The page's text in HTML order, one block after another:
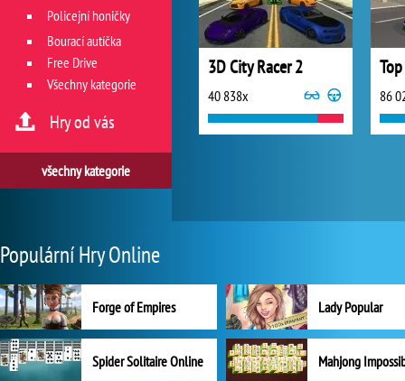
3D City Racer 2
40 838x 86
Policejní honičky
Bourací autíčka
Free Drive
Všechny kategorie
Hry od vás
všechny kategorie
Populární Hry Online
Forge of Empires Lady Popular
Spider Solitaire Online Mahjong